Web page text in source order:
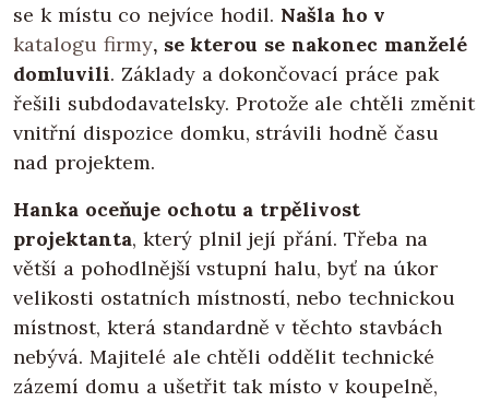
se k místu co nejvíce hodil. Našla ho v
katalogu firmy, se kterou se nakonec manželé
domluvili. Základy a dokončovací práce pak
řešili subdodavatelsky. Protože ale chtěli změnit
vnitřní dispozice domku, strávili hodně času
nad projektem.
Hanka oceňuje ochotu a trpělivost
projektanta, který plnil její přání. Třeba na
větší a pohodlnější vstupní halu, byť na úkor
velikosti ostatních místností, nebo technickou
místnost, která standardně v těchto stavbách
nebývá. Majitelé ale chtěli oddělit technické
zázemí domu a ušetřit tak místo v koupelně,